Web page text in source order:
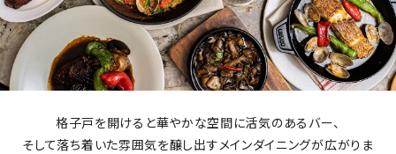
格子戸を開けると華やかな空間に活気のあるバー、
そして落ち着いた雰囲気を醸し出すメインダイニングが広がりま